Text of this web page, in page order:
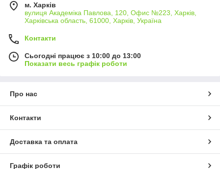
м. Харків
вулиця Академіка Павлова, 120, Офис №223, Харків,
Харківська область, 61000, Харків, Україна
Контакти
Сьогодні працює з 10:00 до 13:00
Показати весь графік роботи
Про нас
Контакти
Доставка та оплата
Графік роботи